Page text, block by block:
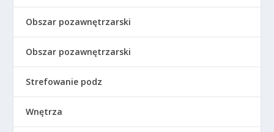
Obszar pozawnętrzarski
Obszar pozawnętrzarski
Strefowanie podz
Wnętrza